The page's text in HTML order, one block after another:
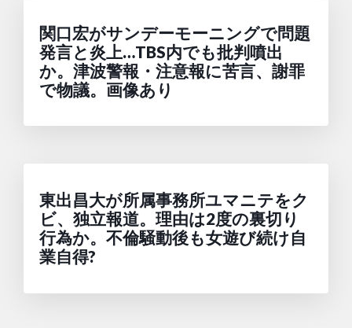
関口宏がサンデーモーニングで問題
発言と炎上…TBS内でも批判噴出
か。津波警報・注意報に苦言、謝罪
で物議。画像あり
東出昌大が所属事務所ユマニテをク
ビ、独立報道。理由は2度の裏切り
行為か。不倫騒動後も女遊び続け自
業自得?